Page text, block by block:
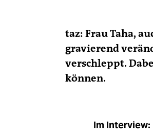
taz: Frau Taha,
gravierend
verschleppt.
können.
Im Interview: